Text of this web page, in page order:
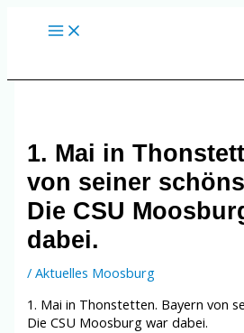
1.⁠ ⁠Mai in
von seiner
Die CSU
dabei.
/Aktuelles Moosburg
1.⁠ ⁠Mai in Thonstetten. Bayern von
Die CSU Moosburg war dabei.